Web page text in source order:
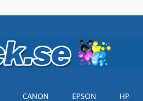
CANON EPSON HP